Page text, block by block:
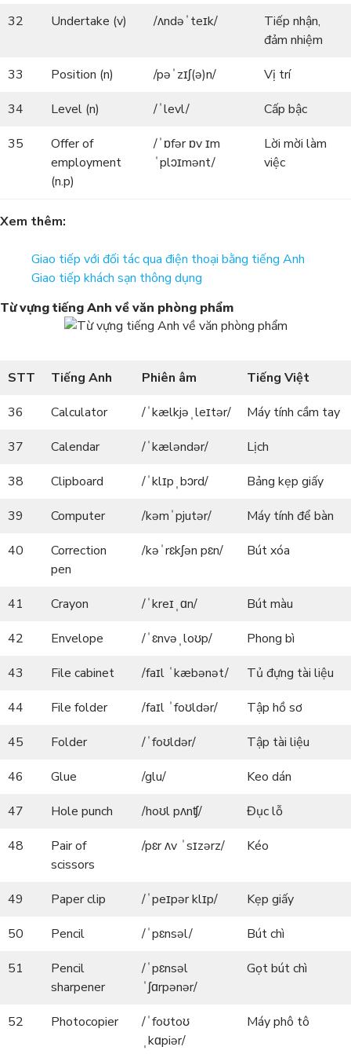
32
Undertake (v) /ʌndəˈteɪk/
Tiếp nhận,
đảm nhiệm
33
Position (n) /pəˈzɪʃ(ə)n/
Vị trí
34
Level (n) /ˈlevl/
Cấp bậc
35
Offer of
employment
(n.p)
/ˈɒfər ɒv ɪm
ˈplɔɪmənt/
Lời mời làm
việc
Xem thêm:
Giao tiếp với đối tác qua điện thoại bằng tiếng Anh
Giao tiếp khách sạn thông dụng
Từ vựng tiếng Anh về văn phòng phẩm
STT Tiếng Anh Phiên âm
Tiếng Việt
36
Calculator /ˈkælkjəˌleɪtər/
Máy tính cầm tay
37
Calendar /ˈkæləndər/
Lịch
38
Clipboard /ˈklɪpˌbɔrd/
Bảng kẹp giấy
39
Computer /kəmˈpjutər/
Máy tính để bàn
40
Correction
pen
/kəˈrɛkʃən pɛn/ Bút xóa
41 Crayon /ˈkreɪˌɑn/
Bút màu
42
Envelope /ˈɛnvəˌloʊp/
Phong bì
43
File cabinet /faɪl ˈkæbənət/
Tủ đựng tài liệu
44
File folder /faɪl ˈfoʊldər/
Tập hồ sơ
45
Folder /ˈfoʊldər/
Tập tài liệu
46
Glue /glu/
Keo dán
47
Hole punch /hoʊl pʌnʧ/
Đục lỗ
48
Pair of
scissors
/pɛr ʌv ˈsɪzərz/ Kéo
49 Paper clip /ˈpeɪpər klɪp/
Kẹp giấy
50
Pencil /ˈpɛnsəl/
Bút chì
51
Pencil
sharpener
/ˈpɛnsəl
ˈʃɑrpənər/
Gọt bút chì
52 Photocopier
/ˈfoʊtoʊ
ˌkɑpiər/
Máy phô tô